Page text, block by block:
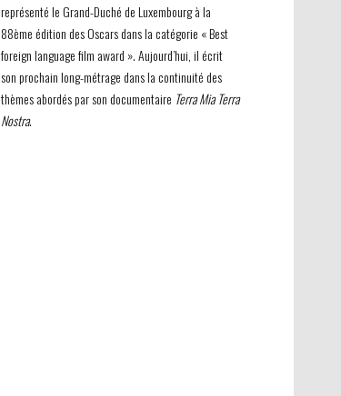
représenté le Grand-Duché de Luxembourg à la
88ème édition des Oscars dans la catégorie « Best
foreign language film award ». Aujourd’hui, il écrit
son prochain long-métrage dans la continuité des
thèmes abordés par son documentaire Terra Mia Terra
Nostra.